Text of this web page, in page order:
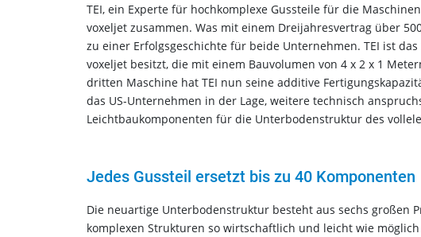
TEI, ein Experte für hochkomplexe Gussteile für die
voxeljet zusammen. Was mit einem Dreijahresvertrag über
zu einer Erfolgsgeschichte für beide Unternehmen. TEI ist
voxeljet besitzt, die mit einem Bauvolumen von 4 x 2 x 1
dritten Maschine hat TEI nun seine additive
das US-Unternehmen in der Lage, weitere technisch
Leichtbaukomponenten für die Unterbodenstruktur des
Jedes Gussteil ersetzt bis zu 40 Komponenten
Die neuartige Unterbodenstruktur besteht aus sechs großen
komplexen Strukturen so wirtschaftlich und leicht wie